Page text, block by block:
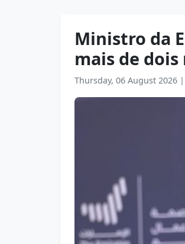
Ministro da
mais de dois
Thursday, 06 August 2026 |